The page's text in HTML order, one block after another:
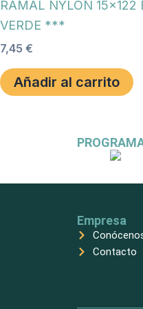
RAMAL NYLON 15×122
VERDE ***
7,45 €
Añadir al carrito
Empresa
Contacto